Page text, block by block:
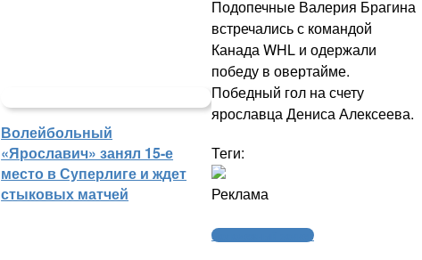
Волейбольный
«Ярославич» занял 15-е
место в Суперлиге и ждет
стыковых матчей
Подопечные Валерия Брагина
встречались с командой
Канада WHL и одержали
победу в овертайме.
Победный гол на счету
ярославца Дениса Алексеева.
Теги:
Реклама
Молодежный хоккей